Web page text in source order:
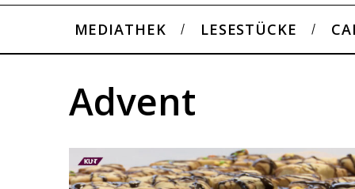
MEDIATHEK LESESTÜCKE
Advent